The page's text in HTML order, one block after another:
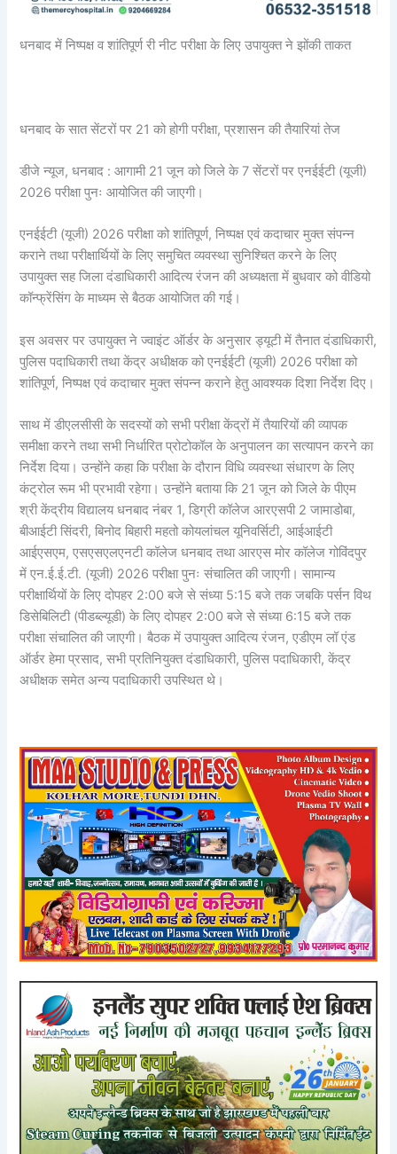
धनबाद में निष्पक्ष व शांतिपूर्ण री नीट परीक्षा के लिए उपायुक्त ने झोंकी ताकत
धनबाद के सात सेंटरों पर 21 को होगी परीक्षा, प्रशासन की तैयारियां तेज
डीजे न्यूज, धनबाद : आगामी 21 जून को जिले के 7 सेंटरों पर एनईईटी (यूजी)
2026 परीक्षा पुनः आयोजित की जाएगी।
एनईईटी (यूजी) 2026 परीक्षा को शांतिपूर्ण, निष्पक्ष एवं कदाचार मुक्त संपन्न
कराने तथा परीक्षार्थियों के लिए समुचित व्यवस्था सुनिश्चित करने के लिए
उपायुक्त सह जिला दंडाधिकारी आदित्य रंजन की अध्यक्षता में बुधवार को वीडियो
कॉन्फ्रेंसिंग के माध्यम से बैठक आयोजित की गई।
इस अवसर पर उपायुक्त ने ज्वाइंट ऑर्डर के अनुसार ड्यूटी में तैनात दंडाधिकारी,
पुलिस पदाधिकारी तथा केंद्र अधीक्षक को एनईईटी (यूजी) 2026 परीक्षा को
शांतिपूर्ण, निष्पक्ष एवं कदाचार मुक्त संपन्न कराने हेतु आवश्यक दिशा निर्देश दिए।
साथ में डीएलसीसी के सदस्यों को सभी परीक्षा केंद्रों में तैयारियों की व्यापक
समीक्षा करने तथा सभी निर्धारित प्रोटोकॉल के अनुपालन का सत्यापन करने का
निर्देश दिया। उन्होंने कहा कि परीक्षा के दौरान विधि व्यवस्था संधारण के लिए
कंट्रोल रूम भी प्रभावी रहेगा। उन्होंने बताया कि 21 जून को जिले के पीएम
श्री केंद्रीय विद्यालय धनबाद नंबर 1, डिग्री कॉलेज आरएसपी 2 जामाडोबा,
बीआईटी सिंदरी, बिनोद बिहारी महतो कोयलांचल यूनिवर्सिटी, आईआईटी
आईएसएम, एसएसएलएनटी कॉलेज धनबाद तथा आरएस मोर कॉलेज गोविंदपुर
में एन.ई.ई.टी. (यूजी) 2026 परीक्षा पुनः संचालित की जाएगी। सामान्य
परीक्षार्थियों के लिए दोपहर 2:00 बजे से संध्या 5:15 बजे तक जबकि पर्सन विथ
डिसेबिलिटी (पीडब्ल्यूडी) के लिए दोपहर 2:00 बजे से संध्या 6:15 बजे तक
परीक्षा संचालित की जाएगी। बैठक में उपायुक्त आदित्य रंजन, एडीएम लॉ एंड
ऑर्डर हेमा प्रसाद, सभी प्रतिनियुक्त दंडाधिकारी, पुलिस पदाधिकारी, केंद्र
अधीक्षक समेत अन्य पदाधिकारी उपस्थित थे।